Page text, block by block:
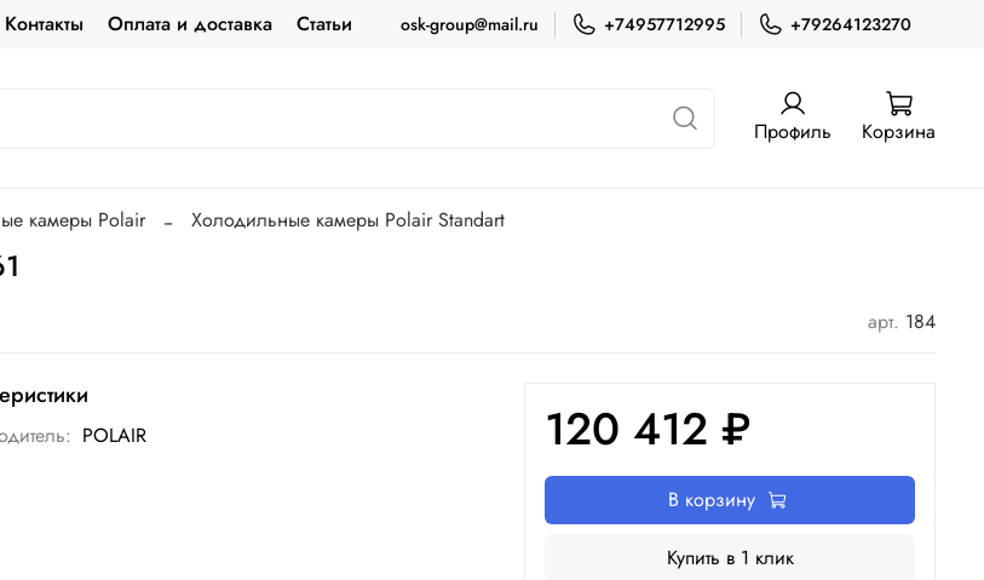
Контакты Оплата и доставка Статьи osk-group@mail.ru +74957712995 +79264123270
Профиль Корзина
камеры Polair Холодильные камеры Polair Standart
арт. 184
POLAIR 120 412 ₽
В корзину
Купить в 1 клик